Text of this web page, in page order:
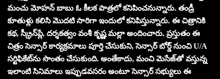
మంచు మోహన్ బాబు ఓ కీలక పాత్రలో కనిపించనున్నారు. తండ్రీ
కూతుళ్లు కలిసి మొదటి సారిగా ఇందులో కనిపిస్తున్నారు. ఈ చిత్రానికి
కథ, స్క్రీన్‌ప్లే, దర్శకత్వం వంశీ కృష్ణ మల్లా అందించారు. ప్రస్తుతం ఈ
చిత్రం సెన్సార్ కార్యక్రమాలు పూర్తి చేసుకుని, సెన్సార్ బోర్డ్ నుంచి U/A
సర్టిఫికేట్‌ను సొంతం చేసుకుంది. అంతేకాదు, మంచి మెసేజ్‌తో వస్తున్న
ఇలాంటి సినిమాలు ఇప్పుడవసరం అంటూ సెన్సార్ సభ్యులు ఈ